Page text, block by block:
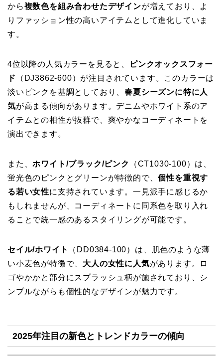
から複数色を組み合わせたデザインが増えており、よ
りファッション性の高いアイテムとして進化していま
す。
4位以降の人気カラーを見ると、
ピンクオックスフォー
ド
（DJ3862-600）が注目されています。このカラーは
淡いピンクを基調としており、春夏シーズンに特に人
気が高まる傾向があります。デニムやホワイト系のア
イテムとの相性が抜群で、爽やかなコーディネートを
演出できます。
また、ホワイト/ブラック/ピンク
（CT1030-100）は、
蛍光色のピンクとグリーンが特徴的で、個性を重視す
る若い女性に支持されています。一見派手に感じるか
もしれませんが、コーディネートに同系色を取り入れ
ることで統一感のあるスタイリングが可能です。
セイル/ホワイト
（DD0384-100）は、肌色のような薄
い小麦色が特徴で、 大人の女性に人気があります。ロ
ゴやかかと部分にスプラッシュ柄が施されており、シ
ンプルながらも個性的なデザインが魅力です。
2025年注目の新色とトレンドカラーの傾向